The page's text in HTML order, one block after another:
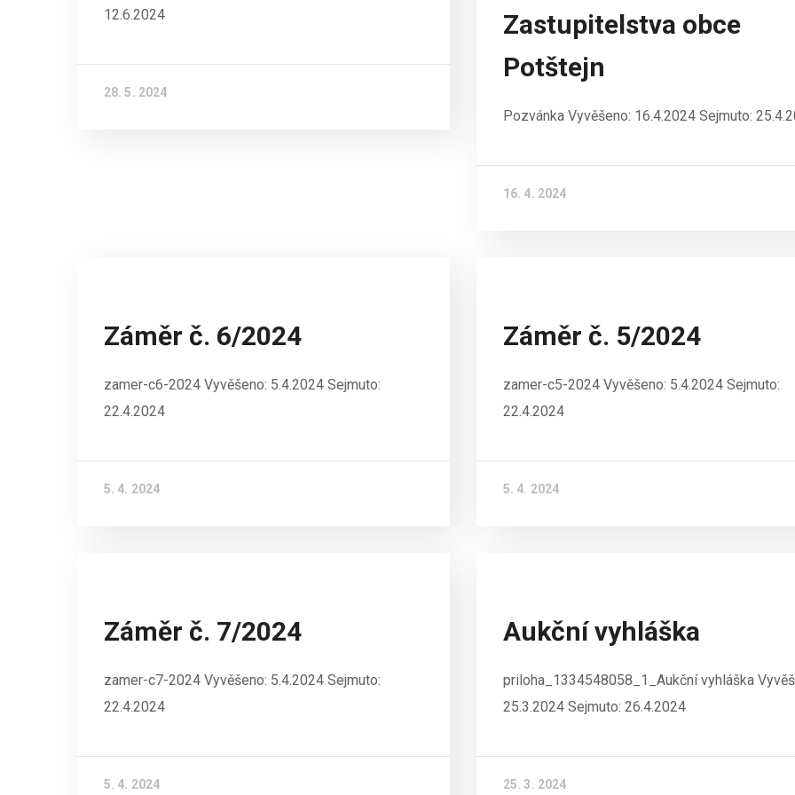
12.6.2024
28. 5. 2024
Zastupitelstva obce
Potštejn
Pozvánka Vyvěšeno: 16.4.2024 Sejmuto:
16. 4. 2024
Záměr č. 6/2024
zamer-c6-2024 Vyvěšeno: 5.4.2024 Sejmuto:
22.4.2024
5. 4. 2024
Záměr č. 5/2024
zamer-c5-2024 Vyvěšeno: 5.4.2024 Sejmuto:
22.4.2024
5. 4. 2024
Záměr č. 7/2024
zamer-c7-2024 Vyvěšeno: 5.4.2024 Sejmuto:
22.4.2024
5. 4. 2024
Aukční vyhláška
priloha_1334548058_1_Aukční vyhláška
25.3.2024 Sejmuto: 26.4.2024
25. 3. 2024